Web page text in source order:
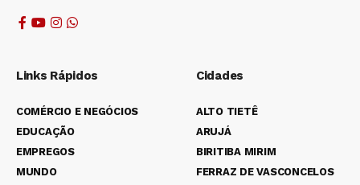
Links Rápidos
COMÉRCIO E NEGÓCIOS
EDUCAÇÃO
EMPREGOS
MUNDO
Cidades
ALTO TIETÊ
ARUJÁ
BIRITIBA MIRIM
FERRAZ DE VASCONCELOS